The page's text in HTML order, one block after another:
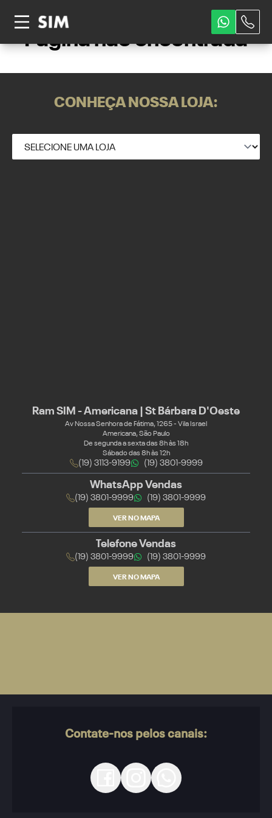
Página não encontrada
CONHEÇA NOSSA LOJA:
Ram SIM - Americana | St Bárbara D'Oeste
Av Nossa Senhora de Fátima, 1265 - Vila Israel
Americana, São Paulo
De segunda a sexta das 8h às 18h
Sábado das 8h às 12h
(19) 3113-9199 (19) 3801-9999
WhatsApp Vendas
(19) 3801-9999 (19) 3801-9999
VER NO MAPA
Telefone Vendas
(19) 3801-9999 (19) 3801-9999
VER NO MAPA
Contate-nos pelos canais: